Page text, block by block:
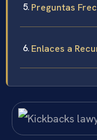
Preguntas
Enlaces a